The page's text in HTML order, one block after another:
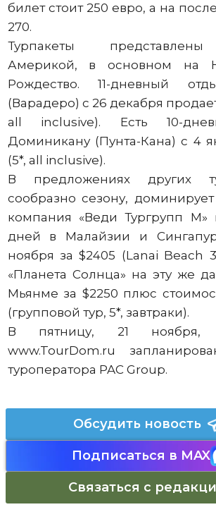
билет стоит 250 евро, а на
270.
Турпакеты
Америкой, в основном на
Рождество. 11-дневный
(Варадеро) с 26 декабря
all inclusive). Есть 10-
Доминикану (Пунта-Кана) с 4
(5*, all inclusive).
В предложениях других
сообразно сезону, доминирует
компания «Веди Тургрупп М»
дней в Малайзии и
ноября за $2405 (Lanai Beach
«Планета Солнца» на эту же
Мьянме за $2250 плюс
(групповой тур, 5*, завтраки).
В пятницу, 21
www.TourDom.ru
туроператора PAC Group.
Обсудить новость
Подписаться в MAX
Связаться с